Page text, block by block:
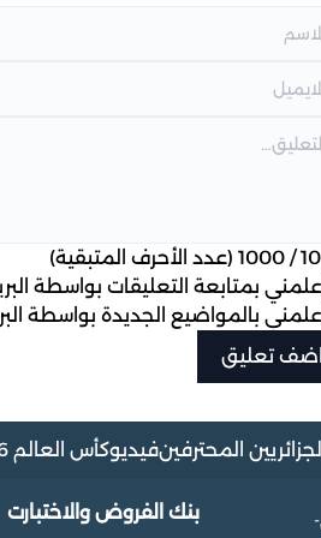
/
1000 (عدد الأحرف المتبقية)
بمتابعة التعليقات بواسطة
بالمواضيع الجديدة بواسطة
المحترفينفيديوكأس العالم 2026 امريكا
بنك الفروض والاختبارت